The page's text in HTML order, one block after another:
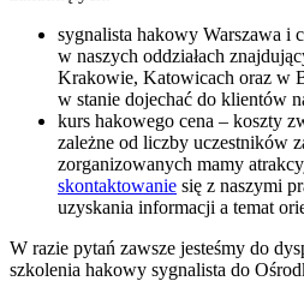
sygnalista hakowy Warszawa i
w naszych oddziałach
Krakowie, Katowicach oraz w
w stanie dojechać do klientów
kurs hakowego cena – koszty
zależne od liczby uczestników
zorganizowanych mamy
skontaktowanie się z naszymi
uzyskania informacji a temat
W razie pytań zawsze jesteśmy do
szkolenia hakowy sygnalista do